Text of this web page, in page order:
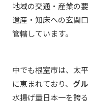
地域の交通・産業の
遺産・知床への玄関
管轄しています。
中でも根室市は、太
に恵まれており、 グ
水揚げ量日本一を誇